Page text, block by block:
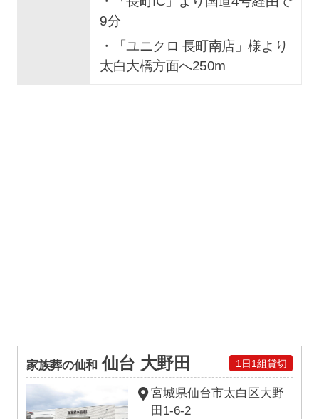
9分
・「ユニクロ 長町南店」様より
太白大橋方面へ250m
家族葬の仙和 仙台 大野田 1日1組貸切
宮城県仙台市太白区大野
田1-6-2